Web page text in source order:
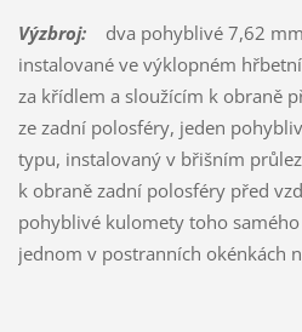
Výzbroj:dva pohyblivé 7,62 mm
instalované ve výklopném
za křídlem a sloužícím k obraně
ze zadní polosféry, jeden
typu, instalovaný v břišním
k obraně zadní polosféry před
pohyblivé kulomety toho
jednom v postranních okénkách